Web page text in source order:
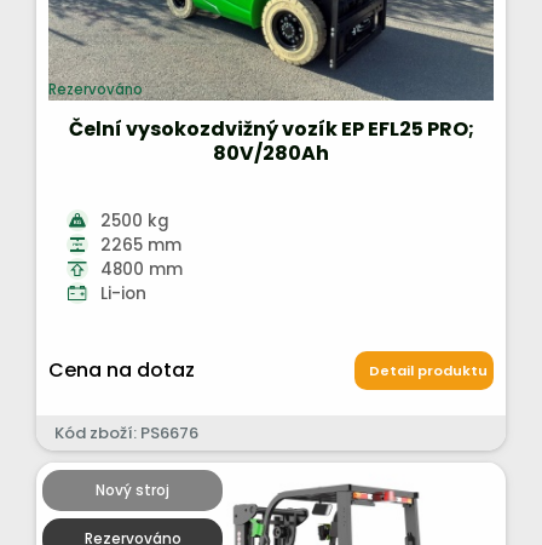
Rezervováno
Čelní vysokozdvižný vozík EP EFL25 PRO;
80V/280Ah
2500 kg
2265 mm
4800 mm
Li-ion
Cena na dotaz Detail produktu
Kód zboží: PS6676
Nový stroj
Rezervováno